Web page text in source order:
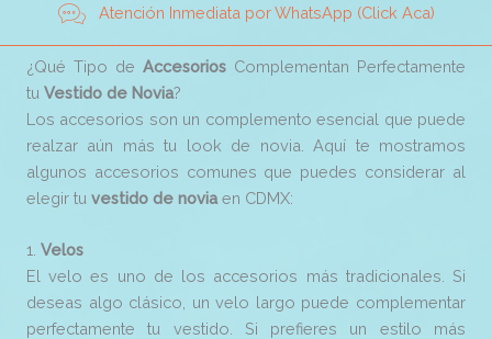
Atención Inmediata por WhatsApp (Click Aca)
¿Qué Tipo de Accesorios Complementan Perfectamente
tu Vestido de Novia?
Los accesorios son un complemento esencial que puede
realzar aún más tu look de novia. Aquí te mostramos
algunos accesorios comunes que puedes considerar al
elegir tu vestido de noviaen CDMX:
1. Velos
El velo es uno de los accesorios más tradicionales. Si
deseas algo clásico, un velo largo puede complementar
perfectamente tu vestido. Si prefieres un estilo más